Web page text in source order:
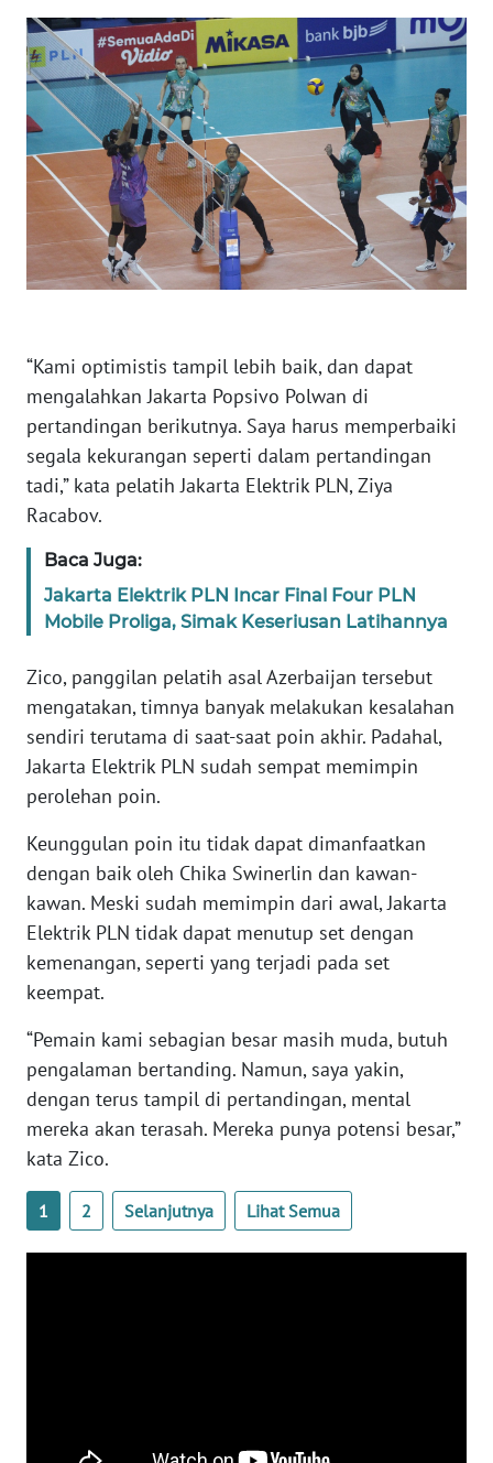
“Kami optimistis tampil lebih baik, dan dapat
mengalahkan Jakarta Popsivo Polwan di
pertandingan berikutnya. Saya harus memperbaiki
segala kekurangan seperti dalam pertandingan
tadi,” kata pelatih Jakarta Elektrik PLN, Ziya
Racabov.
Baca Juga:
Jakarta Elektrik PLN Incar Final Four PLN
Mobile Proliga, Simak Keseriusan Latihannya
Zico, panggilan pelatih asal Azerbaijan tersebut
mengatakan, timnya banyak melakukan kesalahan
sendiri terutama di saat-saat poin akhir. Padahal,
Jakarta Elektrik PLN sudah sempat memimpin
perolehan poin.
Keunggulan poin itu tidak dapat dimanfaatkan
dengan baik oleh Chika Swinerlin dan kawan-
kawan. Meski sudah memimpin dari awal, Jakarta
Elektrik PLN tidak dapat menutup set dengan
kemenangan, seperti yang terjadi pada set
keempat.
“Pemain kami sebagian besar masih muda, butuh
pengalaman bertanding. Namun, saya yakin,
dengan terus tampil di pertandingan, mental
mereka akan terasah. Mereka punya potensi besar,”
kata Zico.
1 2 Selanjutnya Lihat Semua
WN
JABAR
WN
BANTEN
WN
WN
WN
PAPUA
BARAT
RIAU
WN
WN
JAMBI
WN
WN
NTB
WN
SULBAR
WN
BABEL
WN
SUMBAR